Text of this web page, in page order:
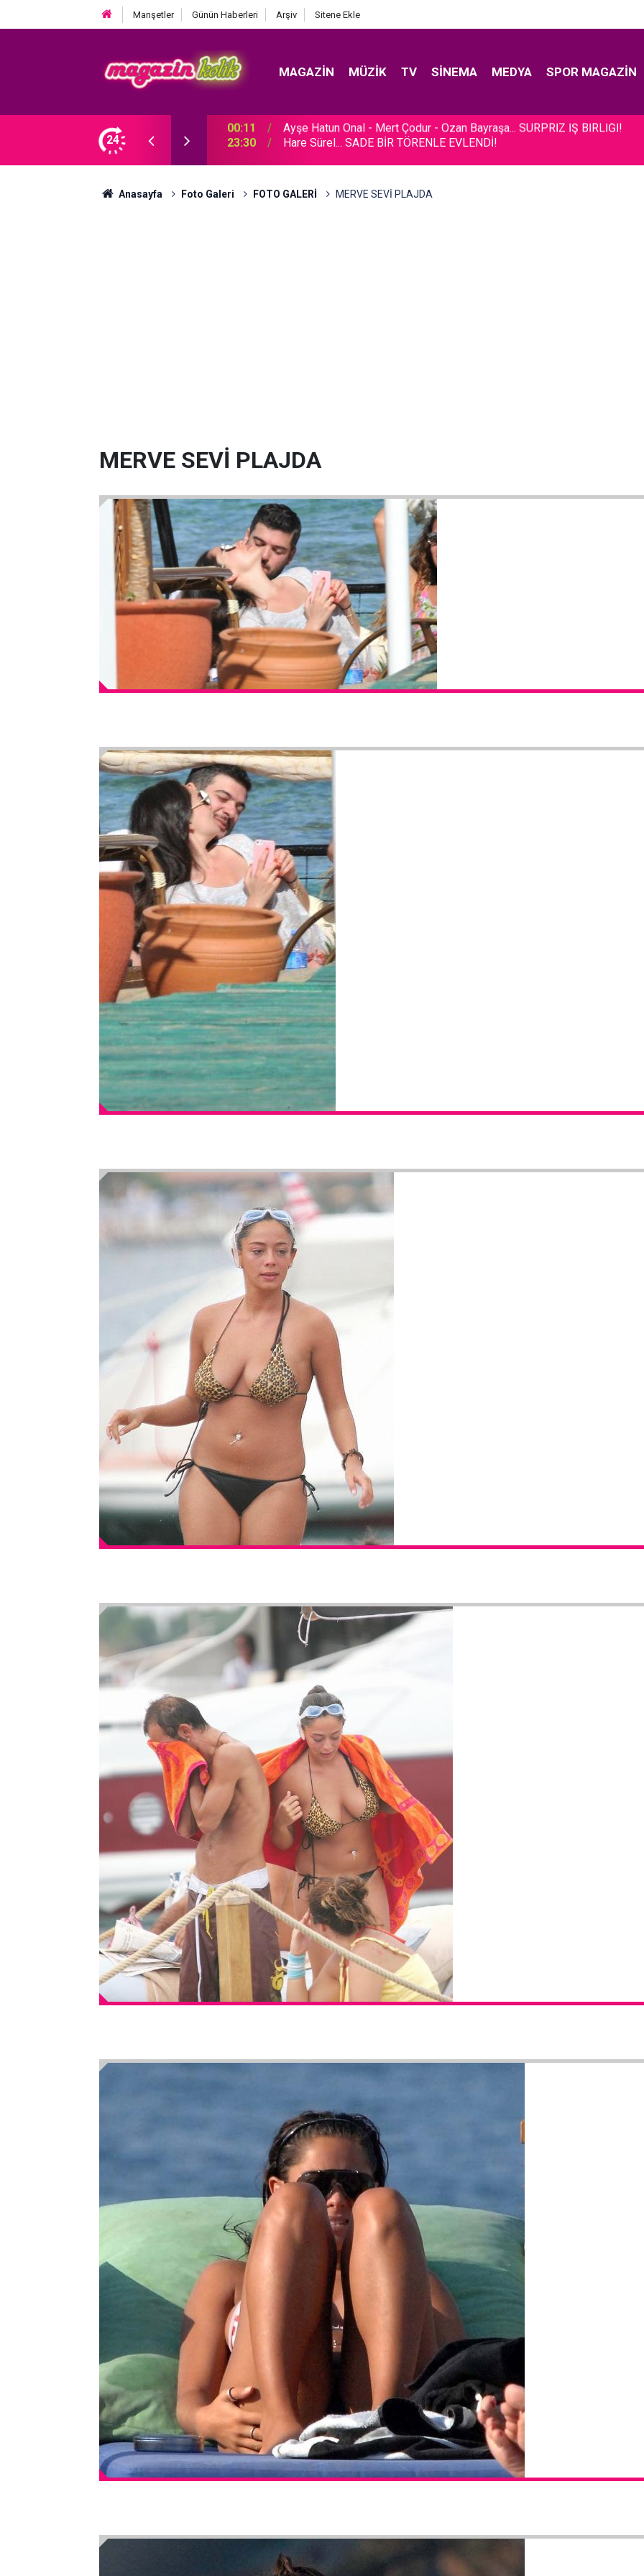
Manşetler Günün Haberleri Arşiv Sitene Ekle
MAGAZIN MÜZIK TV SINEMA MEDYA SPOR MAGAZIN
24
Bayraşa... SÜRPRİZ İŞ BİRLİĞİ! 23:30 Hare Sürel... SADE BİR TÖRENLE EVLENDİ!
Anasayfa Foto Galeri FOTO GALERİ MERVE SEVİ PLAJDA
MERVE SEVİ PLAJDA